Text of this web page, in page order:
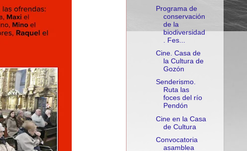
Programa de
conservación
de la
biodiversidad
. Fes...
Cine. Casa de
la Cultura de
Gozón
Senderismo.
Ruta las
foces del río
Pendón
Cine en la Casa
de Cultura
Convocatoria
asamblea